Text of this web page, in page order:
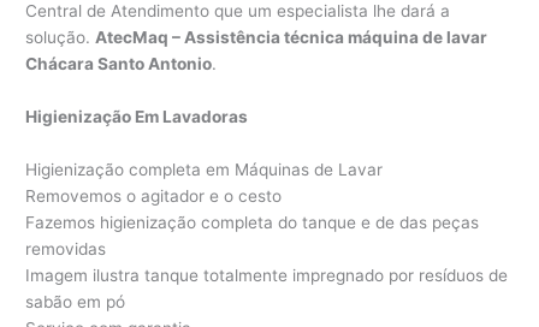
Central de Atendimento que um especialista lhe dará a
solução.AtecMaq – Assistência técnica máquina de lavar
Chácara Santo Antonio.
Higienização Em Lavadoras
Higienização completa em Máquinas de Lavar
Removemos o agitador e o cesto
Fazemos higienização completa do tanque e de das peças
removidas
Imagem ilustra tanque totalmente impregnado por resíduos de
sabão em pó